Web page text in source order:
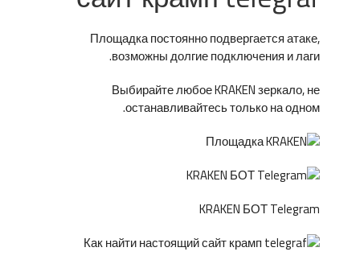
Площадка постоянно подвергается атаке,
возможны долгие подключения и лаги.
Выбирайте любое KRAKEN зеркало, не
останавливайтесь только на одном.
KRAKEN БОТ Telegram